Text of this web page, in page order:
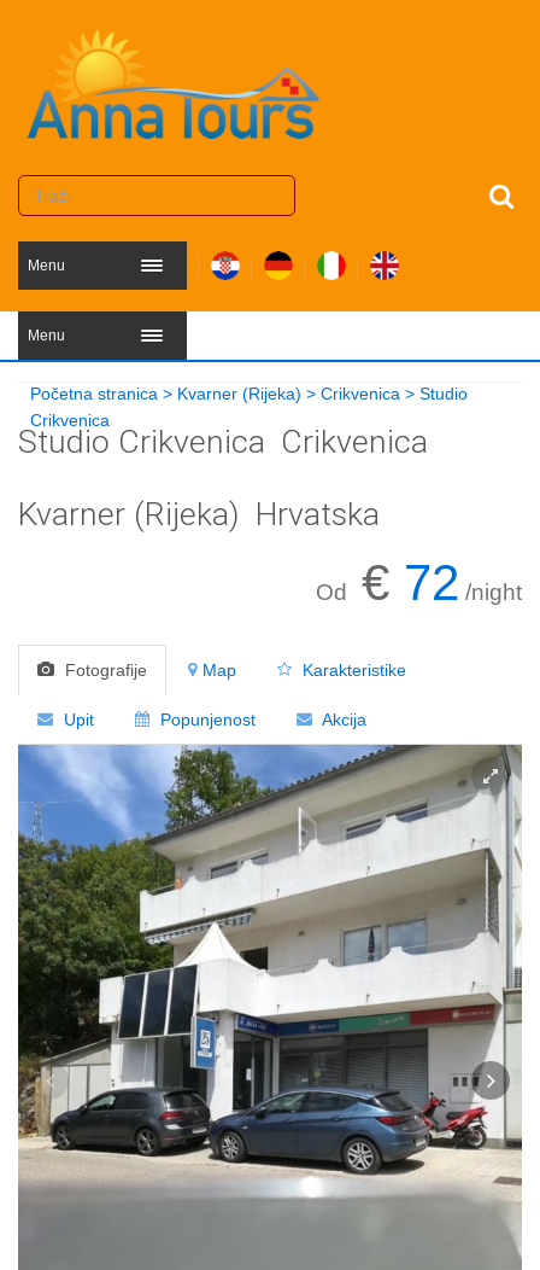
Menu
Menu
Početna stranica > Kvarner (Rijeka) > Crikvenica > Studio
Crikvenica
Studio Crikvenica Crikvenica
Kvarner (Rijeka) Hrvatska
Od € 72 /night
Fotografije Map Karakteristike
Upit Popunjenost Akcija